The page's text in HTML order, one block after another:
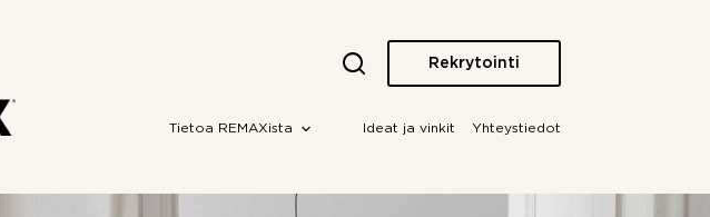
Rekrytointi
Tietoa REMAXista Ideat ja vinkit Yhteystiedot